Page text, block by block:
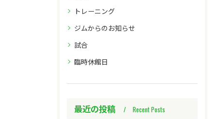
トレーニング
ジムからのお知らせ
試合
臨時休館日
最近の投稿 Recent Posts